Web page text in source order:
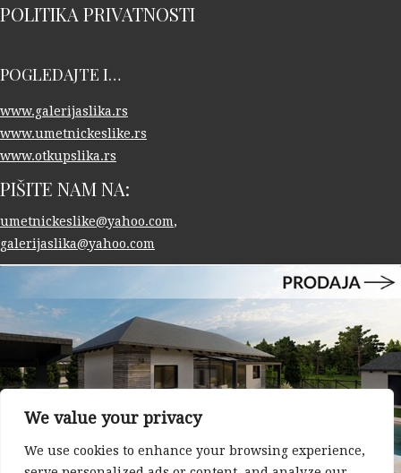
We value your privacy
We use cookies to enhance your browsing experience,
POLITIKA PRIVATNOSTI
POGLEDAJTE I…
www.galerijaslika.rs
www.umetnickeslike.rs
www.otkupslika.rs
PIŠITE NAM NA:
umetnickeslike@yahoo.com,
galerijaslika@yahoo.com